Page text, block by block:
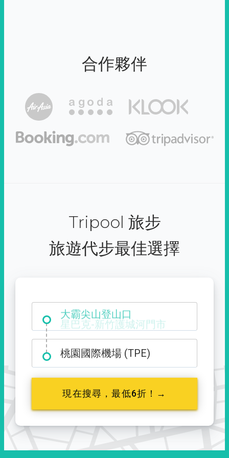
合作夥伴
Tripool 旅步
旅遊代步最佳選擇
大霸尖山登山口
桃園國際機場 (TPE)
現在搜尋，最低6折！→